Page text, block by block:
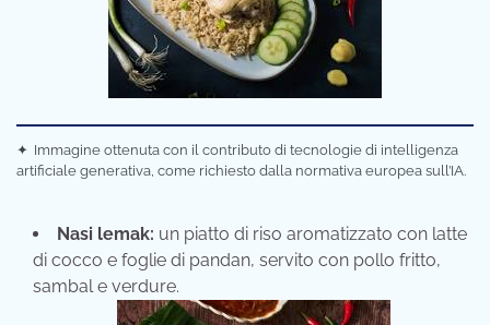
✦ Immagine ottenuta con il contributo di tecnologie di intelligenza
artificiale generativa, come richiesto dalla normativa europea sull’IA.
Nasi lemak: un piatto di riso aromatizzato con latte
di cocco e foglie di pandan, servito con pollo fritto,
sambal e verdure.